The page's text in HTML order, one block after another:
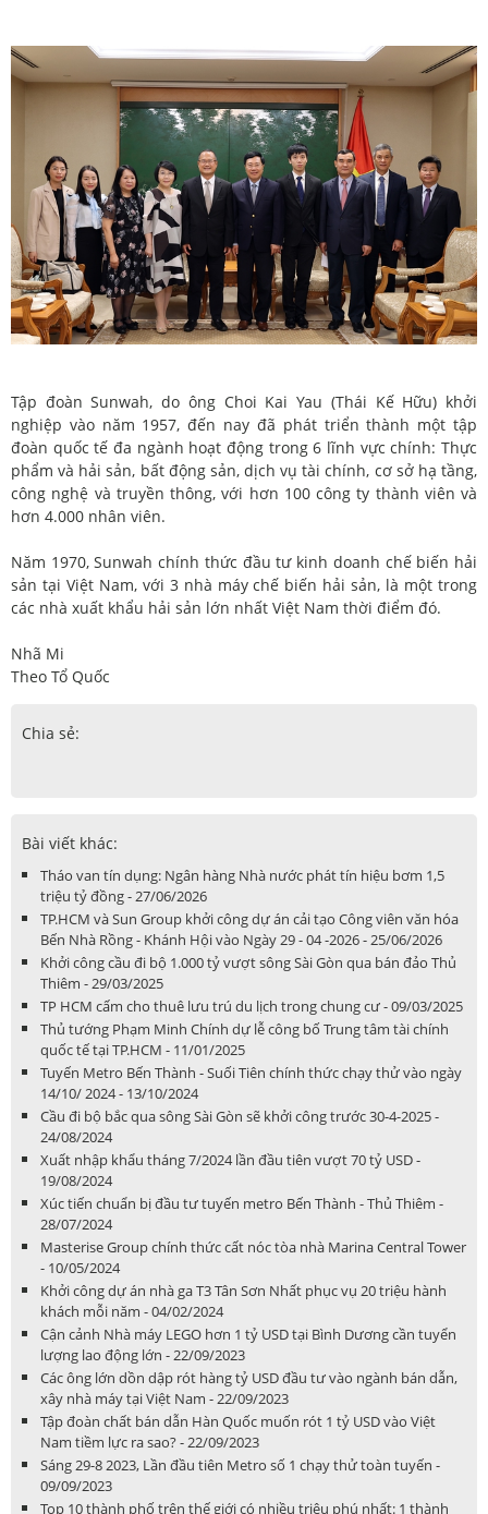
Tập đoàn Sunwah, do ông Choi Kai Yau (Thái Kế Hữu) khởi
nghiệp vào năm 1957, đến nay đã phát triển thành một tập
đoàn quốc tế đa ngành hoạt động trong 6 lĩnh vực chính: Thực
phẩm và hải sản, bất động sản, dịch vụ tài chính, cơ sở hạ tầng,
công nghệ và truyền thông, với hơn 100 công ty thành viên và
hơn 4.000 nhân viên.
Năm 1970, Sunwah chính thức đầu tư kinh doanh chế biến hải
sản tại Việt Nam, với 3 nhà máy chế biến hải sản, là một trong
các nhà xuất khẩu hải sản lớn nhất Việt Nam thời điểm đó.
Nhã Mi
Theo Tổ Quốc
Chia sẻ:
Bài viết khác:
Tháo van tín dụng: Ngân hàng Nhà nước phát tín hiệu bơm 1,5
triệu tỷ đồng - 27/06/2026
TP.HCM và Sun Group khởi công dự án cải tạo Công viên văn hóa
Bến Nhà Rồng - Khánh Hội vào Ngày 29 - 04 -2026 - 25/06/2026
Khởi công cầu đi bộ 1.000 tỷ vượt sông Sài Gòn qua bán đảo Thủ
Thiêm - 29/03/2025
TP HCM cấm cho thuê lưu trú du lịch trong chung cư - 09/03/2025
Thủ tướng Phạm Minh Chính dự lễ công bố Trung tâm tài chính
quốc tế tại TP.HCM - 11/01/2025
Tuyến Metro Bến Thành - Suối Tiên chính thức chạy thử vào ngày
14/10/ 2024 - 13/10/2024
Cầu đi bộ bắc qua sông Sài Gòn sẽ khởi công trước 30-4-2025 -
24/08/2024
Xuất nhập khẩu tháng 7/2024 lần đầu tiên vượt 70 tỷ USD -
19/08/2024
Xúc tiến chuẩn bị đầu tư tuyến metro Bến Thành - Thủ Thiêm -
28/07/2024
Masterise Group chính thức cất nóc tòa nhà Marina Central Tower
- 10/05/2024
Khởi công dự án nhà ga T3 Tân Sơn Nhất phục vụ 20 triệu hành
khách mỗi năm - 04/02/2024
Cận cảnh Nhà máy LEGO hơn 1 tỷ USD tại Bình Dương cần tuyển
lượng lao động lớn - 22/09/2023
Các ông lớn dồn dập rót hàng tỷ USD đầu tư vào ngành bán dẫn,
xây nhà máy tại Việt Nam - 22/09/2023
Tập đoàn chất bán dẫn Hàn Quốc muốn rót 1 tỷ USD vào Việt
Nam tiềm lực ra sao? - 22/09/2023
Sáng 29-8 2023, Lần đầu tiên Metro số 1 chạy thử toàn tuyến -
09/09/2023
Top 10 thành phố trên thế giới có nhiều triệu phú nhất: 1 thành